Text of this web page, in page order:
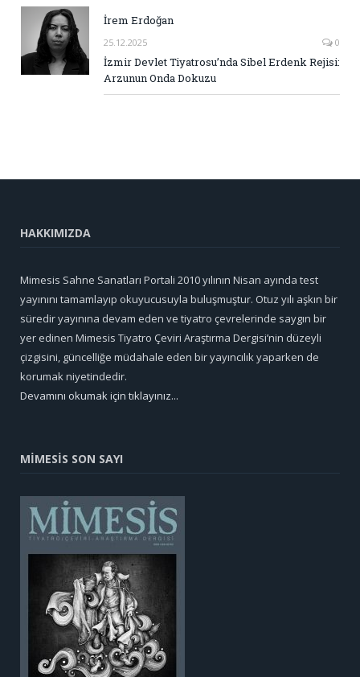
İrem Erdoğan
25.12.2025 0
İzmir Devlet Tiyatrosu’nda Sibel Erdenk Rejisi:
Arzunun Onda Dokuzu
HAKKIMIZDA
Mimesis Sahne Sanatları Portali 2010 yılının Nisan ayında test
yayınını tamamlayıp okuyucusuyla buluşmuştur. Otuz yılı aşkın bir
süredir yayınına devam eden ve tiyatro çevrelerinde saygın bir
yer edinen Mimesis Tiyatro Çeviri Araştırma Dergisi’nin düzeyli
çizgisini, güncelliğe müdahale eden bir yayıncılık yaparken de
korumak niyetindedir.
Devamını okumak için tıklayınız...
MİMESİS SON SAYI